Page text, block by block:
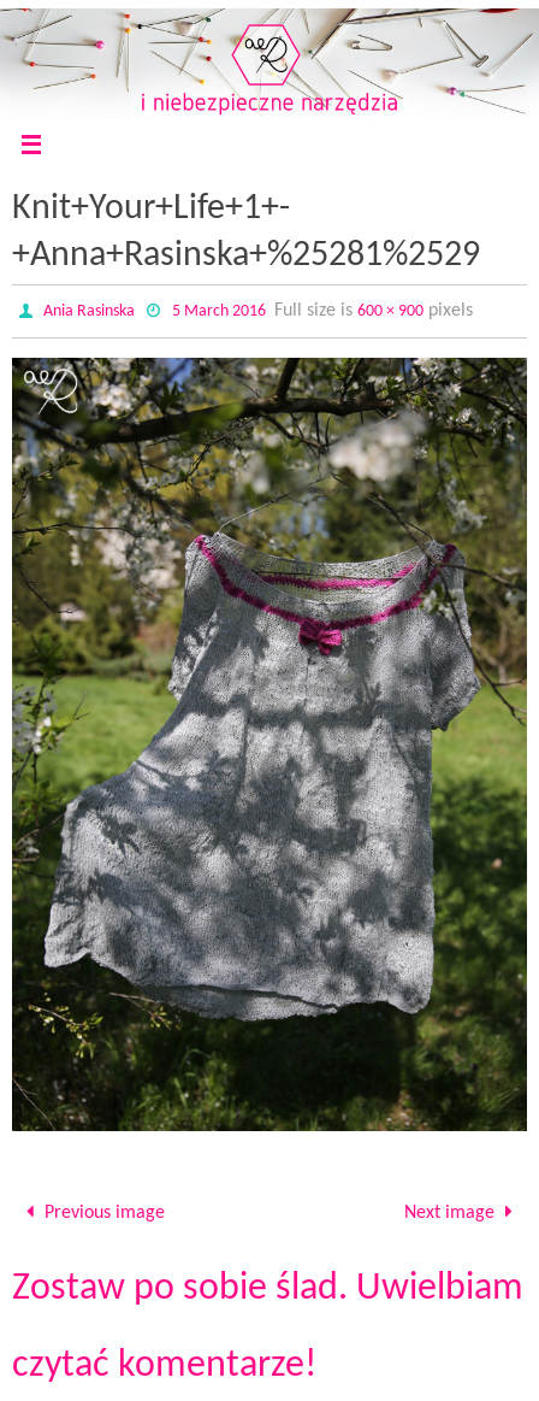
Knit+Your+Life+1+-
+Anna+Rasinska+%25281%2529
Ania Rasinska 5 March 2016 Full size is 600 × 900pixels
Previous image Next image
Zostaw po sobie ślad. Uwielbiam
czytać komentarze!